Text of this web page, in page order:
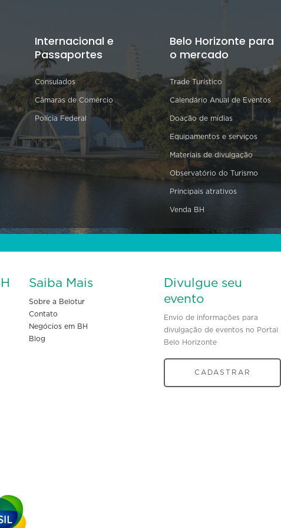
Internacional e
Passaportes
Consulados
Câmaras de Comércio
Polícia Federal
Belo Horizonte para
o mercado
Trade Turístico
Calendário Anual de Eventos
Doação de mídias
Equipamentos e serviços
Materiais de divulgação
Observatório do Turismo
Principais atrativos
Venda BH
Saiba Mais
Sobre a Belotur
Contato
Negócios em BH
Blog
Divulgue seu
evento
Envio de informações para
divulgação de eventos no Portal
Belo Horizonte
CADASTRAR